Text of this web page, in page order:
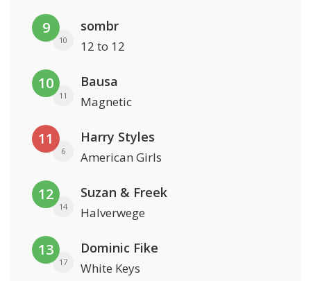
9
10
sombr
12 to 12
10
11
Bausa
Magnetic
11
6
Harry Styles
American Girls
12
14
Suzan & Freek
Halverwege
13
17
Dominic Fike
White Keys